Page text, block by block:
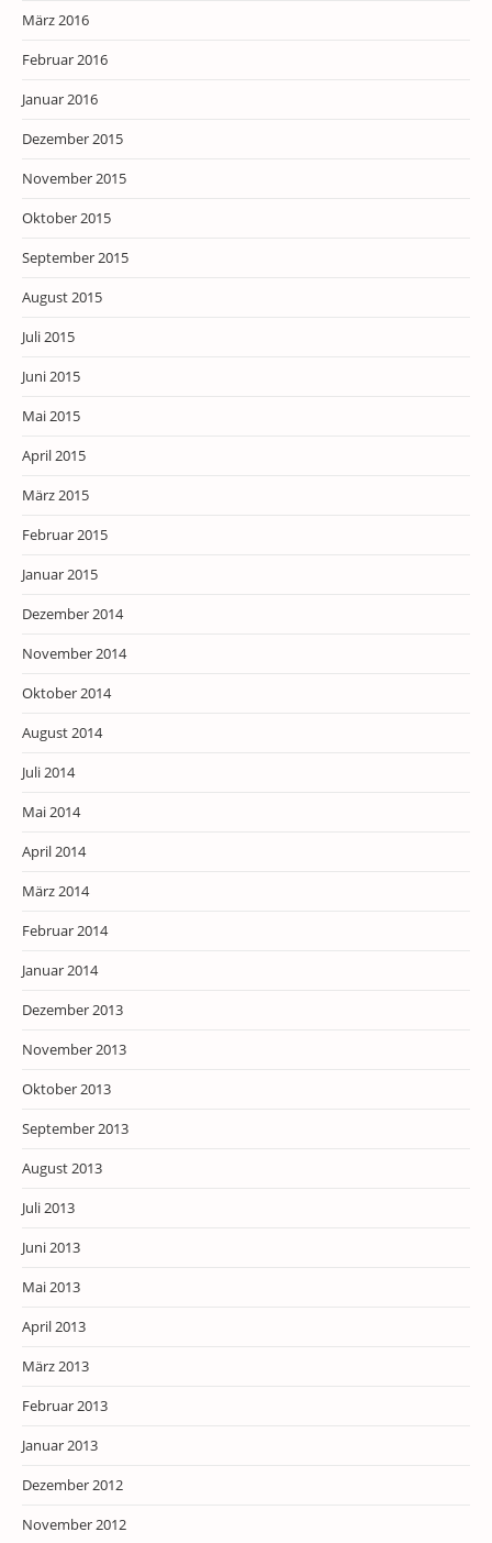
März 2016
Februar 2016
Januar 2016
Dezember 2015
November 2015
Oktober 2015
September 2015
August 2015
Juli 2015
Juni 2015
Mai 2015
April 2015
März 2015
Februar 2015
Januar 2015
Dezember 2014
November 2014
Oktober 2014
August 2014
Juli 2014
Mai 2014
April 2014
März 2014
Februar 2014
Januar 2014
Dezember 2013
November 2013
Oktober 2013
September 2013
August 2013
Juli 2013
Juni 2013
Mai 2013
April 2013
März 2013
Februar 2013
Januar 2013
Dezember 2012
November 2012